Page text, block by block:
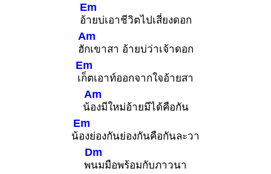
อ้
Em
ายบ่เอาชีวิตไปเสี่ยงดอก
ฮั
Am
กเขาสา อ้ายบ่ว่าเจ้าดอก
เ
Em
ก็ตเอาท์ออกจากใจอ้ายสา
น้
Am
องมีใหม่อ้ายมีได้คือกัน
น้
Em
องย่องกันย่องกันคือกันละวา
พ
Dm
นมมือพร้อมกับภาวนา